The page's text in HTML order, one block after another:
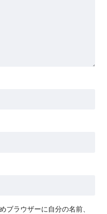
ブラウザーに自分の名前、